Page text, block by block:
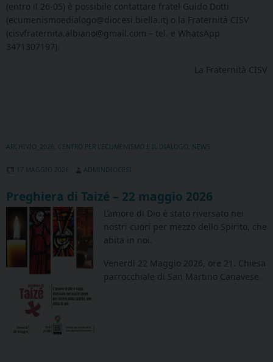
(entro il 26-05) è possibile contattare fratel Guido Dotti
(ecumenismoedialogo@diocesi.biella.it) o la Fraternità CISV
(cisvfraternita.albiano@gmail.com – tel. e WhatsApp
3471307197).
La Fraternità CISV
ARCHIVIO_2026 CENTRO PER L’ECUMENISMO E IL DIALOGO NEWS
17 MAGGIO 2026 ADMINDIOCESI
Preghiera di Taizé – 22 maggio 2026
L’amore di Dio è stato riversato nei
nostri cuori per mezzo dello Spirito, che
abita in noi.
Venerdì 22 Maggio 2026, ore 21. Chiesa
parrocchiale di San Martino Canavese.